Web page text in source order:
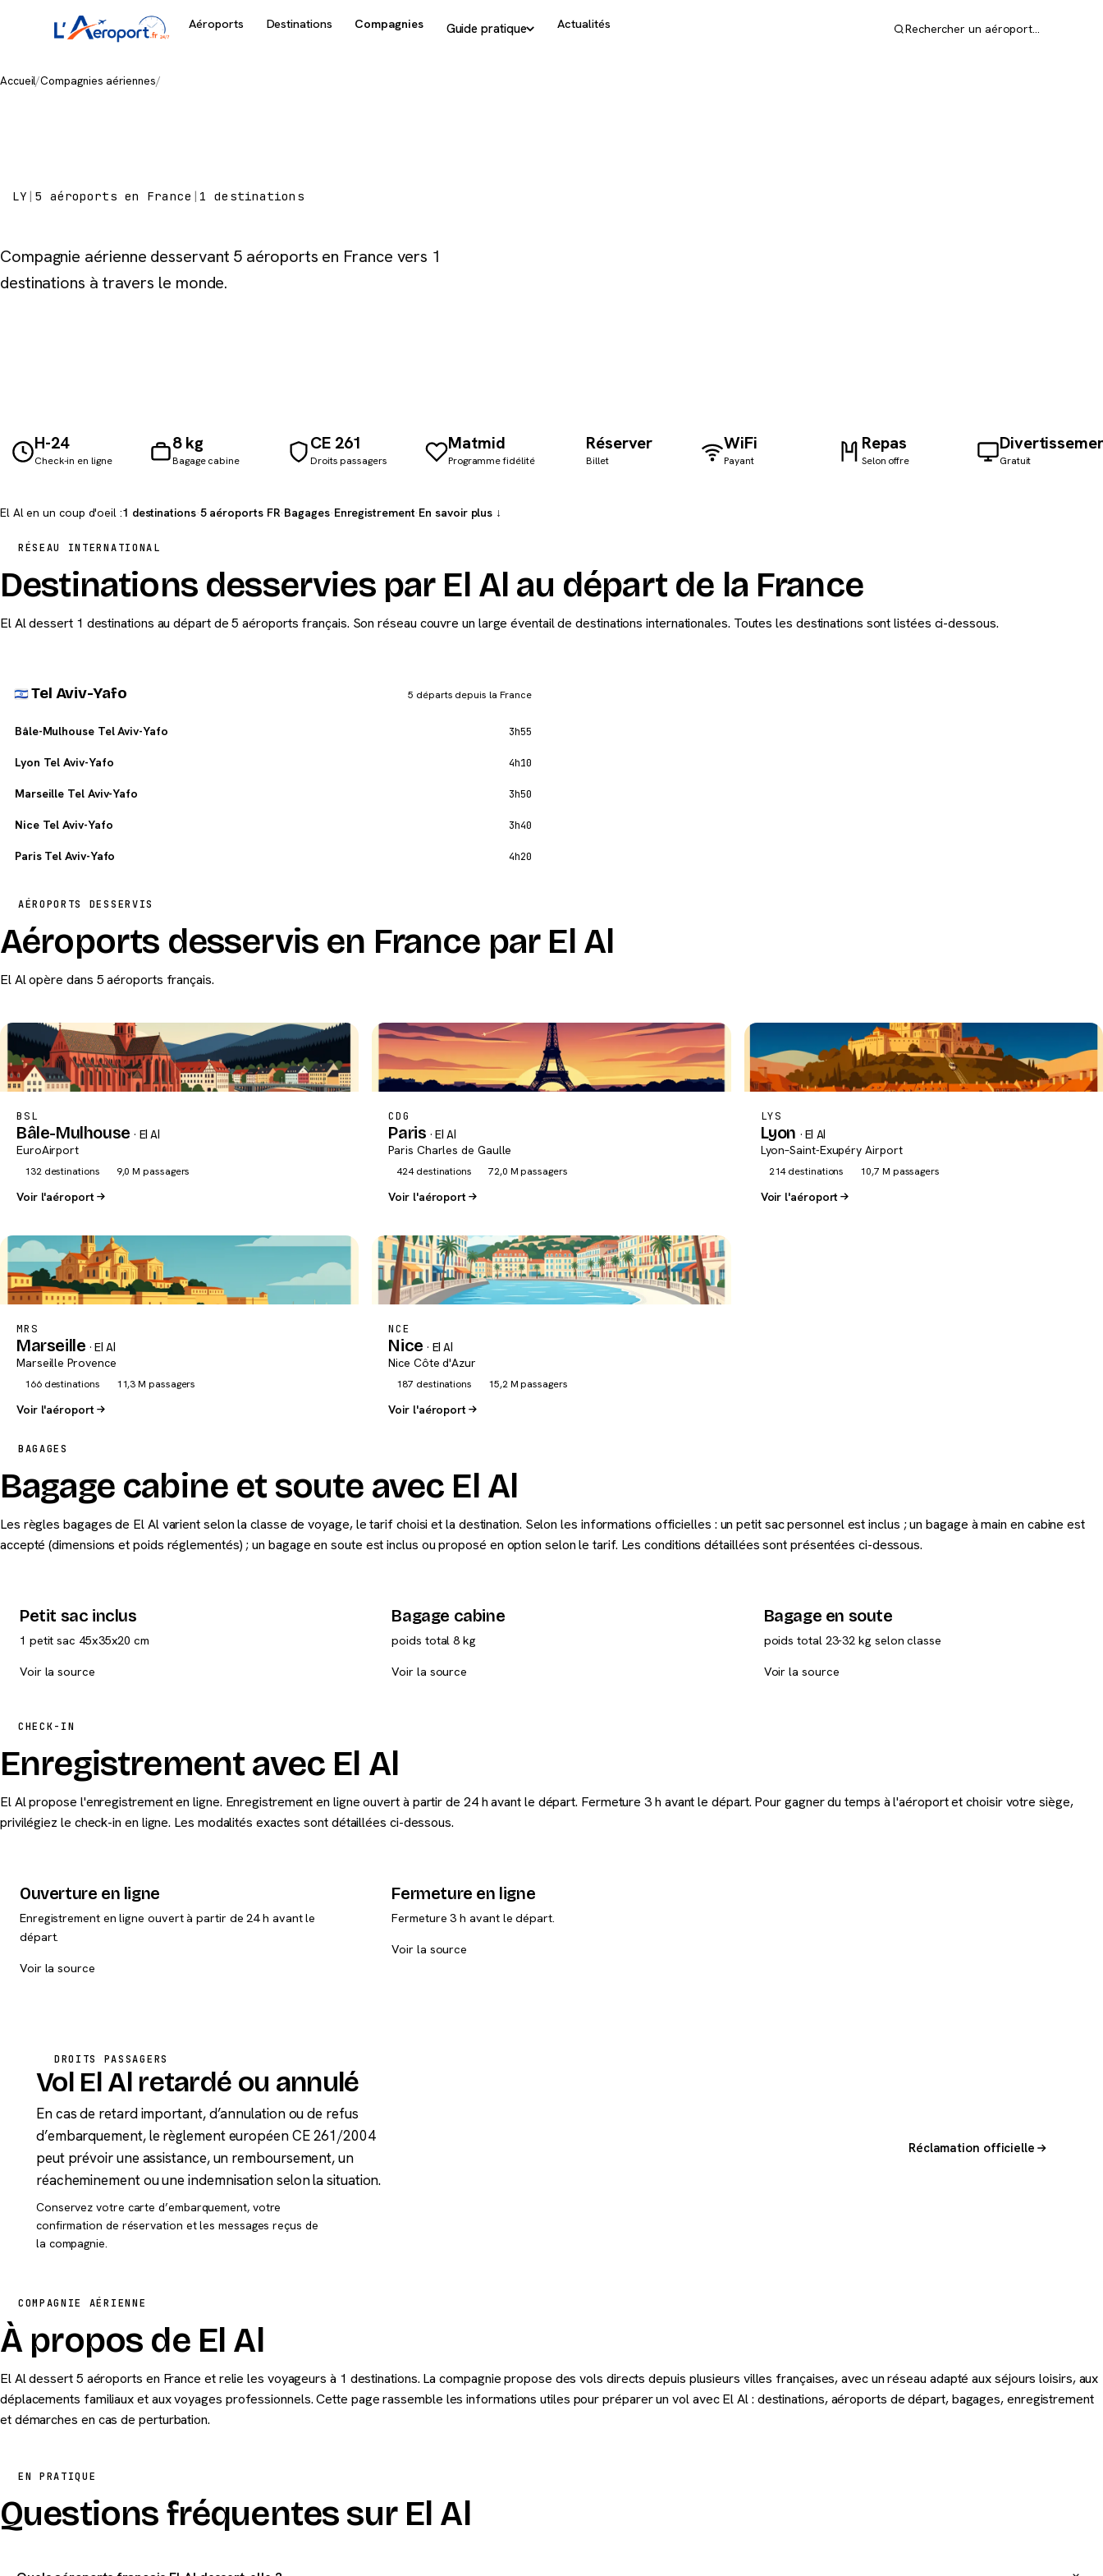
Aéroports Destinations Compagnies Guide pratique Actualités Rechercher un aéroport…
Accueil/Compagnies aériennes/
LY | 5 aéroports en France | 1 destinations
Compagnie aérienne desservant 5 aéroports en France vers 1
destinations à travers le monde.
H-24
Check-in en ligne
8 kg
Bagage cabine
CE 261
Droits passagers
Matmid
Programme fidélité
Réserver
Billet
WiFi
Payant
Repas
Selon offre Gratuit
El Al en un coup d'oeil :1 destinations·5 aéroports FR·Bagages·Enregistrement·En savoir plus ↓
RÉSEAU INTERNATIONAL
Destinations desservies par El Al au départ de la France
El Al dessert 1 destinations au départ de 5 aéroports français. Son réseau couvre un large éventail de destinations internationales. Toutes les destinations sont listées ci-dessous.
Tel Aviv-Yafo 5 départs depuis la France
Bâle-Mulhouse Tel Aviv-Yafo 3h55
Lyon Tel Aviv-Yafo 4h10
Marseille Tel Aviv-Yafo 3h50
Nice Tel Aviv-Yafo 3h40
Paris Tel Aviv-Yafo 4h20
AÉROPORTS DESSERVIS
Aéroports desservis en France par El Al
El Al opère dans 5 aéroports français.
BSL
Bâle-Mulhouse· El Al
EuroAirport
132 destinations 9,0 M passagers
Voir l'aéroport
CDG
Paris · El Al
Paris Charles de Gaulle
424 destinations 72,0 M passagers
Voir l'aéroport
LYS
Lyon · El Al
Lyon–Saint-Exupéry Airport
214 destinations 10,7 M passagers
Voir l'aéroport
MRS
Marseille · El Al
Marseille Provence
166 destinations 11,3 M passagers
Voir l'aéroport
NCE
Nice· El Al
Nice Côte d'Azur
187 destinations 15,2 M passagers
Voir l'aéroport
BAGAGES
Bagage cabine et soute avec El Al
Les règles bagages de El Al varient selon la classe de voyage, le tarif choisi et la destination. Selon les informations officielles : un petit sac personnel est inclus ; un bagage à main en cabine est
accepté (dimensions et poids réglementés) ; un bagage en soute est inclus ou proposé en option selon le tarif. Les conditions détaillées sont présentées ci-dessous.
Petit sac inclus
1 petit sac 45x35x20 cm
Voir la source
Bagage cabine
poids total 8 kg
Voir la source
Bagage en soute
poids total 23-32 kg selon classe
Voir la source
CHECK-IN
Enregistrement avec El Al
El Al propose l'enregistrement en ligne. Enregistrement en ligne ouvert à partir de 24 h avant le départ. Fermeture 3 h avant le départ. Pour gagner du temps à l'aéroport et choisir votre siège,
privilégiez le check-in en ligne. Les modalités exactes sont détaillées ci-dessous.
Ouverture en ligne
Enregistrement en ligne ouvert à partir de 24 h avant le
départ.
Voir la source
Fermeture en ligne
Fermeture 3 h avant le départ.
Voir la source
DROITS PASSAGERS
Vol El Al retardé ou annulé
En cas de retard important, d’annulation ou de refus
d’embarquement, le règlement européen CE 261/2004
peut prévoir une assistance, un remboursement, un
réacheminement ou une indemnisation selon la situation.
Conservez votre carte d’embarquement, votre
confirmation de réservation et les messages reçus de
la compagnie.
Réclamation officielle
COMPAGNIE AÉRIENNE
À propos de El Al
El Al dessert 5 aéroports en France et relie les voyageurs à 1 destinations. La compagnie propose des vols directs depuis plusieurs villes françaises, avec un réseau adapté aux séjours loisirs, aux
déplacements familiaux et aux voyages professionnels. Cette page rassemble les informations utiles pour préparer un vol avec El Al : destinations, aéroports de départ, bagages, enregistrement
et démarches en cas de perturbation.
EN PRATIQUE
Questions fréquentes sur El Al